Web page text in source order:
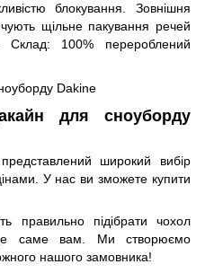
блокування. Зовнішня
щільне пакування речей
Склад: 100% перероблений
для сноуборду
широкий вибір
У нас ви зможете купити
правильно підібрати чохол
саме вам. Ми створюємо
нашого замовника!